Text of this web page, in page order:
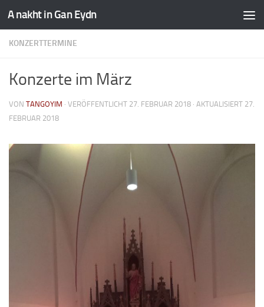
A nakht in Gan Eydn
KONZERTTERMINE
Konzerte im März
VON TANGOYIM · VERÖFFENTLICHT 27. FEBRUAR 2018 · AKTUALISIERT 27.
FEBRUAR 2018